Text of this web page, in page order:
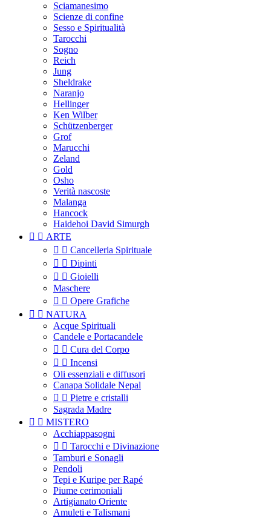
Sciamanesimo
Scienze di confine
Sesso e Spiritualità
Tarocchi
Sogno
Reich
Jung
Sheldrake
Naranjo
Hellinger
Ken Wilber
Schützenberger
Grof
Marucchi
Zeland
Gold
Osho
Verità nascoste
Malanga
Hancock
Haidehoi David Simurgh
  ARTE
  Cancelleria Spirituale
  Dipinti
  Gioielli
Maschere
  Opere Grafiche
  NATURA
Acque Spirituali
Candele e Portacandele
  Cura del Corpo
  Incensi
Oli essenziali e diffusori
Canapa Solidale Nepal
  Pietre e cristalli
Sagrada Madre
  MISTERO
Acchiappasogni
  Tarocchi e Divinazione
Tamburi e Sonagli
Pendoli
Tepi e Kuripe per Rapé
Piume cerimoniali
Artigianato Oriente
Amuleti e Talismani